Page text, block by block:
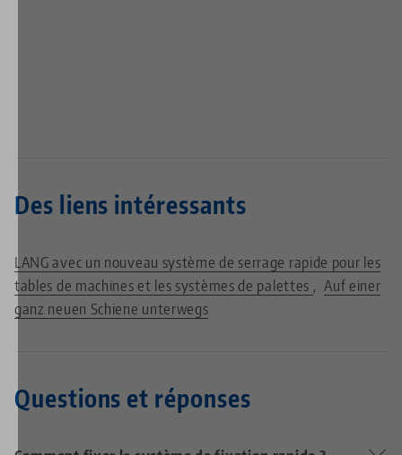
Des liens intéressants
LANG avec un nouveau système de serrage rapide pour les
tables de machines et les systèmes de palettes
Auf einer
ganz neuen Schiene unterwegs
Questions et réponses